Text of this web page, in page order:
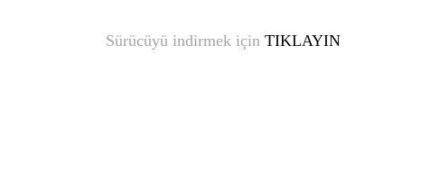
Sürücüyü indirmek için TIKLAYIN